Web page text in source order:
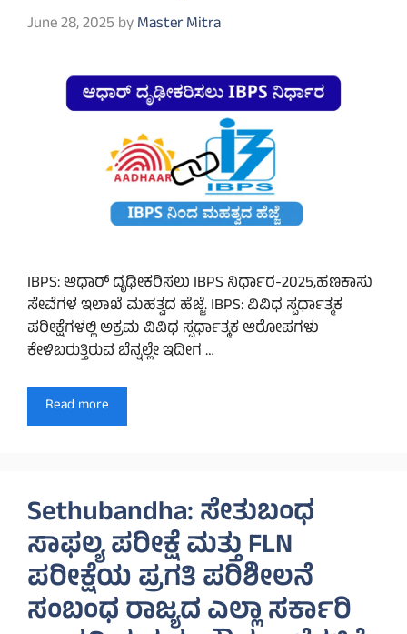
June 28, 2025 byMaster Mitra
IBPS: ಆಧಾರ್ ದೃಢೀಕರಿಸಲು IBPS ನಿರ್ಧಾರ-2025,ಹಣಕಾಸು
ಸೇವೆಗಳ ಇಲಾಖೆ ಮಹತ್ವದ ಹೆಜ್ಜೆ. IBPS: ವಿವಿಧ ಸ್ಪರ್ಧಾತ್ಮಕ
ಪರೀಕ್ಷೆಗಳಲ್ಲಿ ಅಕ್ರಮ ವಿವಿಧ ಸ್ಪರ್ಧಾತ್ಮಕ ಆರೋಪಗಳು
ಕೇಳಿಬರುತ್ತಿರುವ ಬೆನ್ನಲ್ಲೇ ಇದೀಗ …
Read more
Sethubandha: ಸೇತುಬಂಧ
ಸಾಫಲ್ಯ ಪರೀಕ್ಷೆ ಮತ್ತು FLN
ಪರೀಕ್ಷೆಯ ಪ್ರಗತಿ ಪರಿಶೀಲನೆ
ಸಂಬಂಧ ರಾಜ್ಯದ ಎಲ್ಲಾ ಸರ್ಕಾರಿ